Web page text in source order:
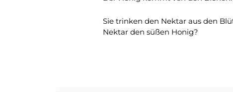
Sie trinken den Nektar aus den
Nektar den süßen Honig?